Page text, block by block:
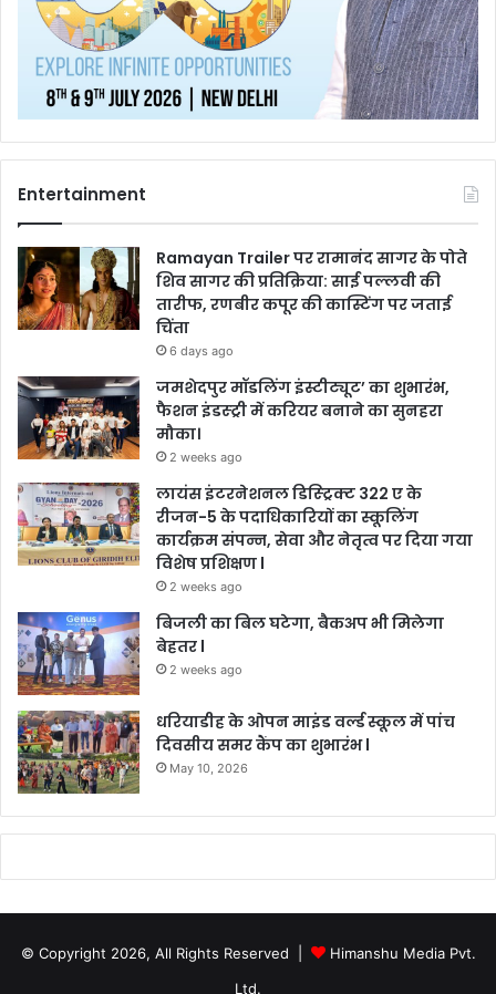
Entertainment
Ramayan Trailer पर रामानंद सागर के पोते
शिव सागर की प्रतिक्रिया: साई पल्लवी की
तारीफ, रणबीर कपूर की कास्टिंग पर जताई
चिंता
6 days ago
जमशेदपुर मॉडलिंग इंस्टीट्यूट’ का शुभारंभ,
फैशन इंडस्ट्री में करियर बनाने का सुनहरा
मौका।
2 weeks ago
लायंस इंटरनेशनल डिस्ट्रिक्ट 322 ए के
रीजन-5 के पदाधिकारियों का स्कूलिंग
कार्यक्रम संपन्न, सेवा और नेतृत्व पर दिया गया
विशेष प्रशिक्षण l
2 weeks ago
बिजली का बिल घटेगा, बैकअप भी मिलेगा
बेहतर l
2 weeks ago
धरियाडीह के ओपन माइंड वर्ल्ड स्कूल में पांच
दिवसीय समर कैंप का शुभारंभ l
May 10, 2026
© Copyright 2026, All Rights Reserved |
Himanshu Media Pvt.
Ltd.